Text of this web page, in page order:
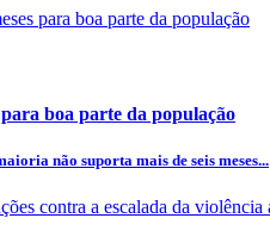
boa parte da população
não suporta mais de seis meses...